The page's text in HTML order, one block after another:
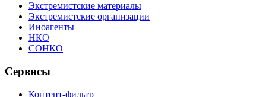
Экстремистские материалы
Экстремистские организации
Иноагенты
НКО
СОНКО
Сервисы
Контент-фильтр